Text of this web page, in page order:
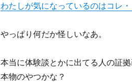
わたしが気になっているのはコレ・
やっぱり何だか怪しいなあ。
本当に体験談とかに出てる人の証
本物のやつかな？